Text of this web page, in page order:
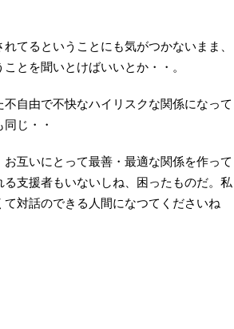
てるということにも気がつかないまま、
とを聞いとけばいいとか・・。
自由で不快なハイリスクな関係になって
じ・・
互いにとって最善・最適な関係を作って
支援者もいないしね、困ったものだ。私
対話のできる人間になつてくださいね